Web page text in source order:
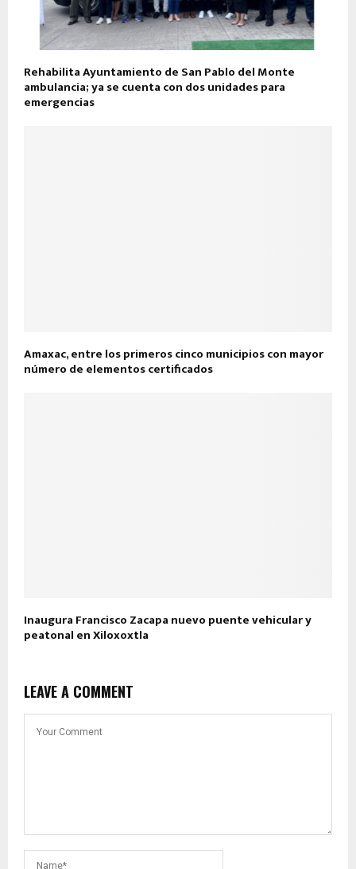
Rehabilita Ayuntamiento de San Pablo del Monte
ambulancia; ya se cuenta con dos unidades para
emergencias
Amaxac, entre los primeros cinco municipios con mayor
número de elementos certificados
Inaugura Francisco Zacapa nuevo puente vehicular y
peatonal en Xiloxoxtla
LEAVE A COMMENT